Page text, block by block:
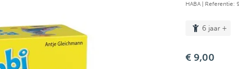
HABA | Referentie:
6 jaar +
€ 9,00